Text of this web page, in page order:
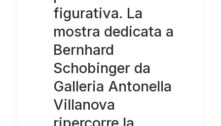
figurativa. La
mostra dedicata a
Bernhard
Schobinger da
Galleria Antonella
Villanova